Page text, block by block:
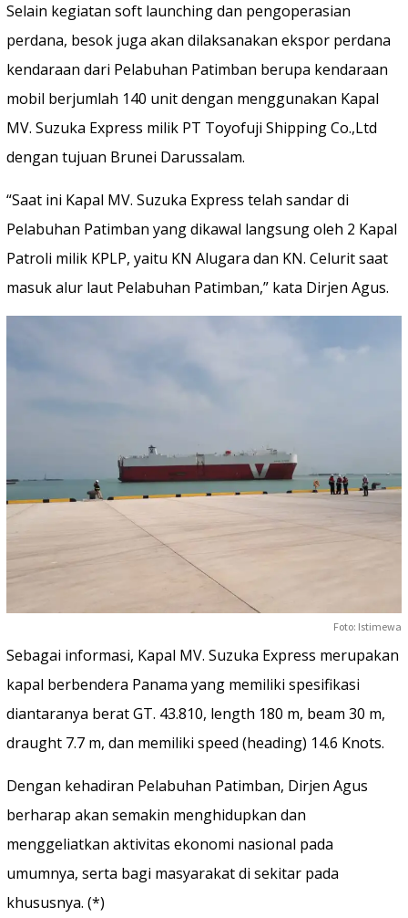
Selain kegiatan soft launching dan pengoperasian
perdana, besok juga akan dilaksanakan ekspor perdana
kendaraan dari Pelabuhan Patimban berupa kendaraan
mobil berjumlah 140 unit dengan menggunakan Kapal
MV. Suzuka Express milik PT Toyofuji Shipping Co.,Ltd
dengan tujuan Brunei Darussalam.
“Saat ini Kapal MV. Suzuka Express telah sandar di
Pelabuhan Patimban yang dikawal langsung oleh 2 Kapal
Patroli milik KPLP, yaitu KN Alugara dan KN. Celurit saat
masuk alur laut Pelabuhan Patimban,” kata Dirjen Agus.
Foto: Istimewa
Sebagai informasi, Kapal MV. Suzuka Express merupakan
kapal berbendera Panama yang memiliki spesifikasi
diantaranya berat GT. 43.810, length 180 m, beam 30 m,
draught 7.7 m, dan memiliki speed (heading) 14.6 Knots.
Dengan kehadiran Pelabuhan Patimban, Dirjen Agus
berharap akan semakin menghidupkan dan
menggeliatkan aktivitas ekonomi nasional pada
umumnya, serta bagi masyarakat di sekitar pada
khususnya. (*)